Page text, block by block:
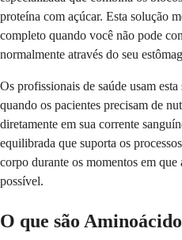
proteína com açúcar. Esta solução
completo quando você não pode
normalmente através do seu
Os profissionais de saúde usam
quando os pacientes precisam de
diretamente em sua corrente
equilibrada que suporta os
corpo durante os momentos em
possível.
O que são